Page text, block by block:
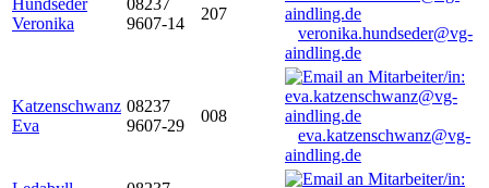
Hundseder
Veronika
08237
9607-14
207
veronika.hundseder@vg-
aindling.de
Katzenschwanz
Eva
08237
9607-29
008
eva.katzenschwanz@vg-
aindling.de